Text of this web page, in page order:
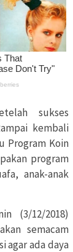
sukses
kembali
Program Koin
program
anak-anak
(3/12/2018)
semacam
agar ada daya